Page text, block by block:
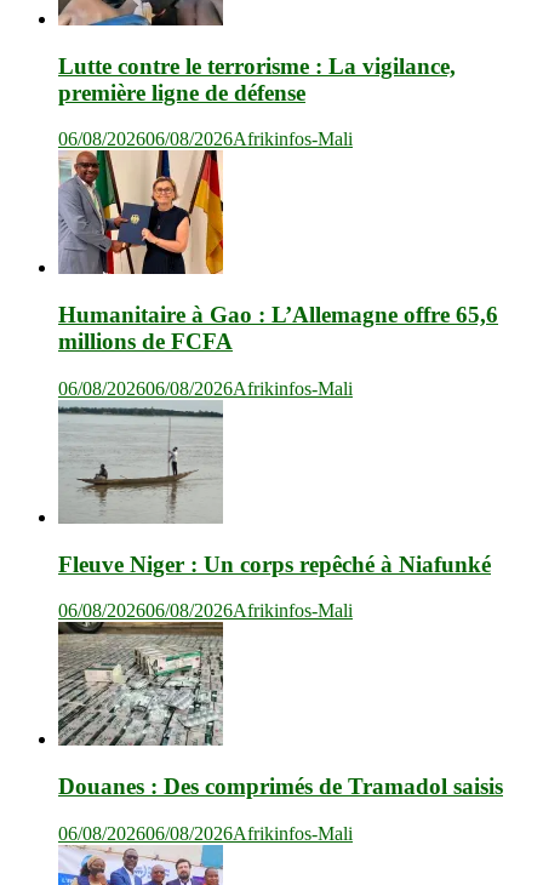
Lutte contre le terrorisme : La vigilance,
première ligne de défense
06/08/202606/08/2026Afrikinfos-Mali
Humanitaire à Gao : L’Allemagne offre 65,6
millions de FCFA
06/08/202606/08/2026Afrikinfos-Mali
Fleuve Niger : Un corps repêché à Niafunké
06/08/202606/08/2026Afrikinfos-Mali
Douanes : Des comprimés de Tramadol saisis
06/08/202606/08/2026Afrikinfos-Mali